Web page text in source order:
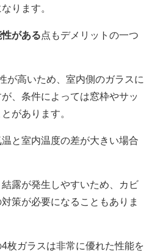
ります。
がある点もデメリットの一つ
が高いため、室内側のガラスに
、条件によっては窓枠やサッ
があります。
と室内温度の差が大きい場合
露が発生しやすいため、カビ
策が必要になることもありま
枚ガラスは非常に優れた性能を